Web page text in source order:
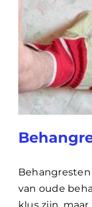
Rente
Hypotheekvormen
Bereken
Lening
Overwaarde
van oude
klus zijn,